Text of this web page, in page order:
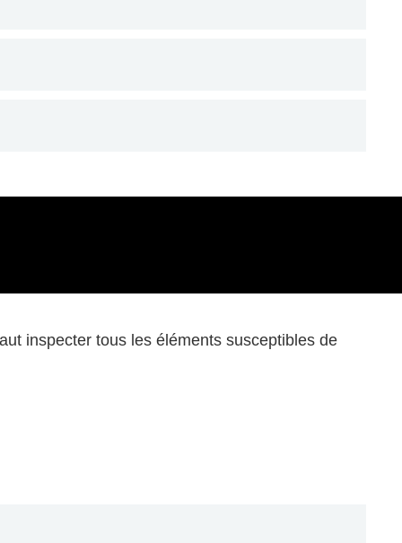
inspecter tous les éléments susceptibles de